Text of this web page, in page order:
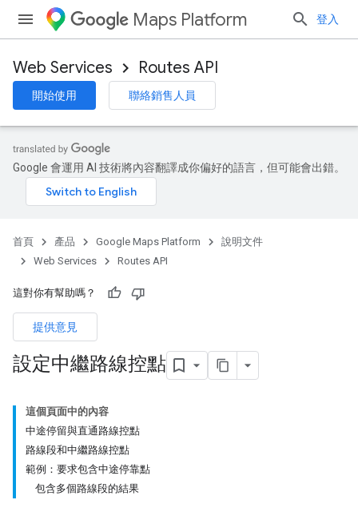
Maps Platform 登入
Web Services Routes API
開始使用 聯絡銷售人員
Google 會運用 AI 技術將內容翻譯成你偏好的語言，但可能會出錯。
首頁 產品 Google Maps Platform
說明文件
Web Services
Routes API
這對你有幫助嗎？
提供意見
設定中繼路線控點
這個頁面中的內容
中途停留與直通路線控點
路線段和中繼路線控點
範例：要求包含中途停靠點
包含多個路線段的結果